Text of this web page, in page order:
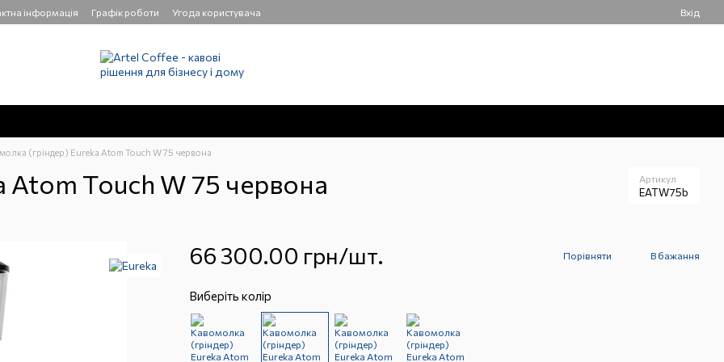
інформація Графік роботи Угода користувача Вхід
(гріндер) Eureka Atom Touch W 75 червона
Touch W 75 червона Артикул
EATW75b
66 300.00 грн/шт. Порівняти В бажання
Виберіть колір